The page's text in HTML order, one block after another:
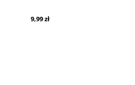
9,99 zł